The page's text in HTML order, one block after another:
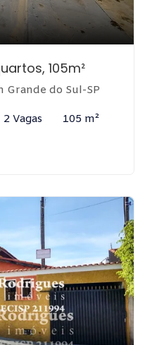
105m²
Grande do Sul-SP
2 Vagas 105 m²